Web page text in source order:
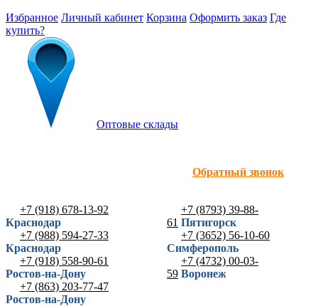
Избранное Личный кабинет Корзина Оформить заказ Где
купить?
Оптовые склады
Обратный звонок
+7 (918) 678-13-92
Краснодар
+7 (988) 594-27-33
Краснодар
+7 (918) 558-90-61
Ростов-на-Дону
+7 (863) 203-77-47
Ростов-на-Дону
+7 (8793) 39-88-
61 Пятигорск
+7 (3652) 56-10-60
Симферополь
+7 (4732) 00-03-
59 Воронеж